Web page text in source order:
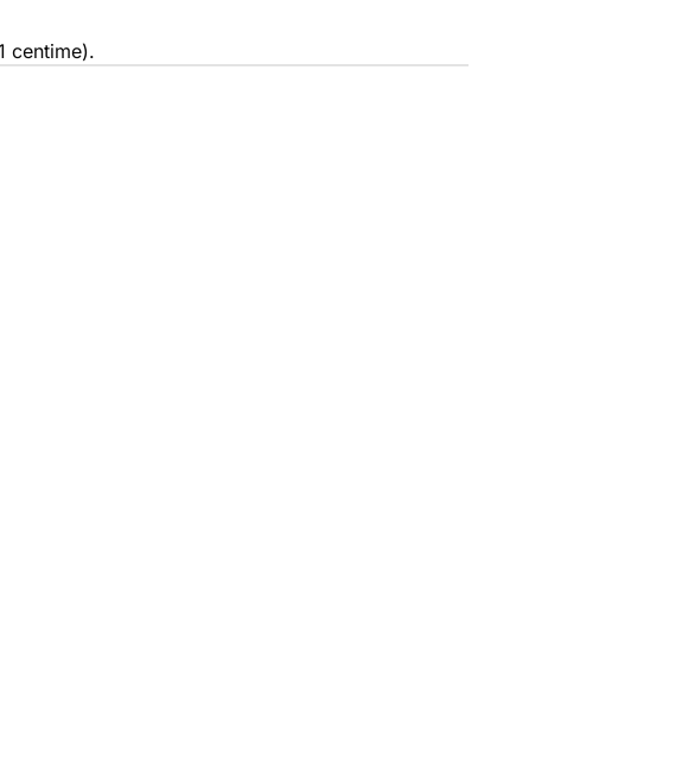
centime).